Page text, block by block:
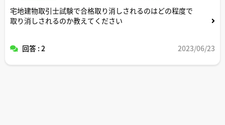
宅地建物取引士試験で合格取り消しされるのはどの程度で
取り消しされるのか教えてください
回答 : 2 2023/06/23